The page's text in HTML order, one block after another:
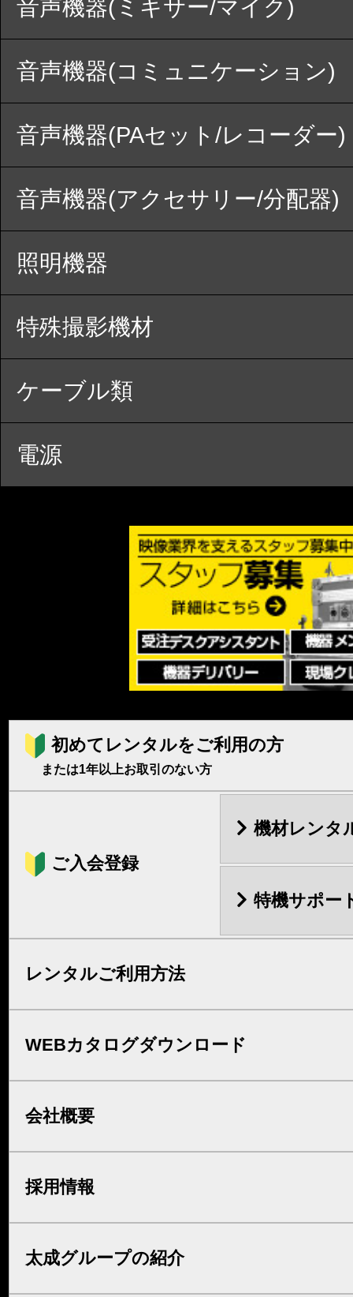
音声機器(ミキサー/マイク)
音声機器(コミュニケーション)
音声機器(PAセット/レコーダー)
音声機器(アクセサリー/分配器)
照明機器
特殊撮影機材
ケーブル類
電源
初めてレンタルをご利用の方
または1年以上お取引のない方
ご入会登録
機材レンタ
特機サポー
レンタルご利用方法
WEBカタログダウンロード
会社概要
採用情報
太成グループの紹介